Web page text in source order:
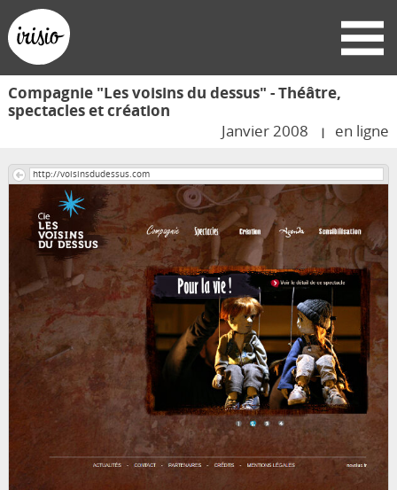
Compagnie "Les voisins du dessus" - Théâtre,
spectacles et création
Janvier 2008
en ligne
http://voisinsdudessus.com